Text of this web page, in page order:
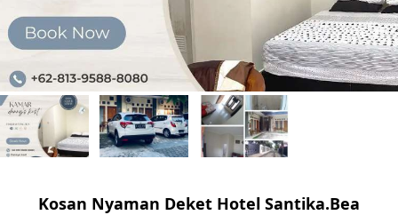
Kosan Nyaman Deket Hotel Santika.bea